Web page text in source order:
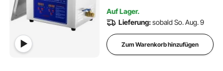
Auf Lager.
Lieferung:sobald So. Aug. 9
Zum Warenkorb hinzufügen